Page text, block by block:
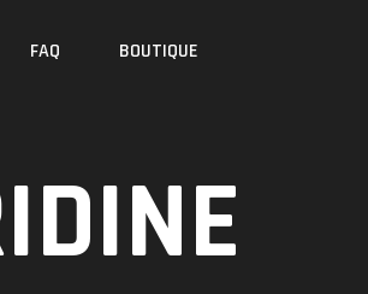
FAQ BOUTIQUE